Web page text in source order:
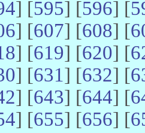
] [595] [596] [
] [607] [608] [
] [619] [620] [
] [631] [632] [
] [643] [644] [
] [655] [656] [